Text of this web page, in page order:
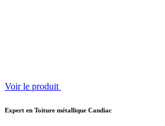
Voir le produit
Expert en Toiture métallique Candiac